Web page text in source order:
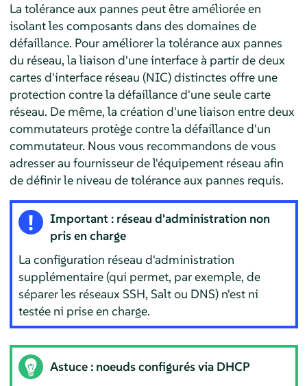
La tolérance aux pannes peut être améliorée en
isolant les composants dans des domaines de
défaillance. Pour améliorer la tolérance aux pannes
du réseau, la liaison d'une interface à partir de deux
cartes d'interface réseau (NIC) distinctes offre une
protection contre la défaillance d'une seule carte
réseau. De même, la création d'une liaison entre deux
commutateurs protège contre la défaillance d'un
commutateur. Nous vous recommandons de vous
adresser au fournisseur de l'équipement réseau afin
de définir le niveau de tolérance aux pannes requis.
Important : réseau d'administration non
pris en charge
La configuration réseau d'administration
supplémentaire (qui permet, par exemple, de
séparer les réseaux SSH, Salt ou DNS) n'est ni
testée ni prise en charge.
Astuce : noeuds configurés via DHCP